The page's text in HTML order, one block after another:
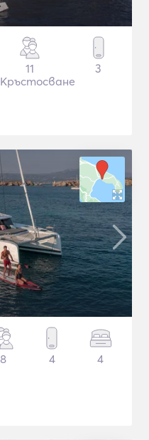
11
Кръстосване
3
8 4 4